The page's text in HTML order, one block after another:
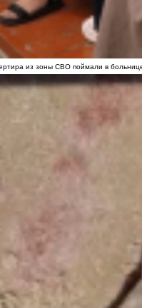
из зоны СВО поймали в